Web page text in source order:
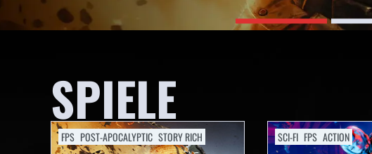
SPIELE
FPS POST-APOCALYPTIC STORY RICH SCI-FI FPS ACTION